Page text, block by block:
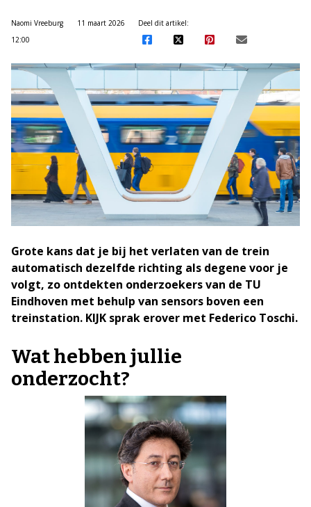
Naomi Vreeburg
11 maart 2026
12:00
Deel dit artikel:
Grote kans dat je bij het verlaten van de trein
automatisch dezelfde richting als degene voor je
volgt, zo ontdekten onderzoekers van de TU
Eindhoven met behulp van sensors boven een
treinstation. KIJK sprak erover met Federico Toschi.
Wat hebben jullie
onderzocht?